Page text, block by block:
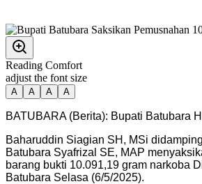
Reading Comfort
adjust the font size
A A A A
BATUBARA (Berita): Bupati Batubara H
Baharuddin Siagian SH, MSi
Batubara Syafrizal SE, MAP
barang bukti 10.091,19 gram narkoba
Batubara Selasa (6/5/2025).